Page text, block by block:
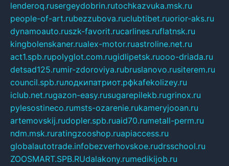
lenderoq.rusergeydobrin.rutochkazvuka.msk.ru
people-of-art.rubezzubova.ruclubtibet.ruorior-aks.ru
dynamoauto.ruszk-favorit.rucarlines.ruflatnsk.ru
kingbolenskaner.rualex-motor.ruastroline.net.ru
act1.spb.rupolyglot.com.rugidlipetsk.ruooo-driada.ru
detsad125.rumir-zdoroviya.rubruslanovo.rusiterem.ru
council.spb.ruлодкипатриот.рфkafekolizey.ru
iclub.net.rugazon-easy.rusugarepilekb.rugrinox.ru
pylesostineco.rumsts-ozarenie.rukameryjooan.ru
artemovskij.rudopler.spb.ruaid70.rumetall-perm.ru
ndm.msk.ruratingzooshop.ruapiaccess.ru
globalautotrade.infobezverhovskoe.rudrsschool.ru
ZOOSMART.SPB.RUdalakony.rumedikijob.ru